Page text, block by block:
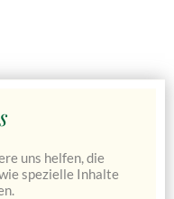
uns helfen, die
spezielle Inhalte